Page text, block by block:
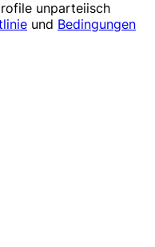
unparteiisch
und Bedingungen